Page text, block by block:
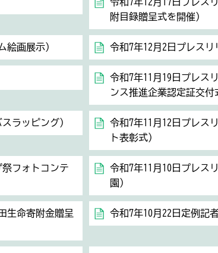
附目録贈呈式を開催）
絵画展示） 令和7年12月2日プレス
令和7年11月19日プレス
ンス推進企業認定証交付
ラッピング）
令和7年11月12日プレス
ト表彰式）
フォトコンテ
令和7年11月10日プレス
園）
生命寄附金贈呈
令和7年10月22日定例記